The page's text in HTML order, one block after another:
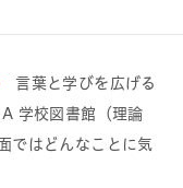
言葉と学びを広げる
学校図書館（理論
ではどんなことに気